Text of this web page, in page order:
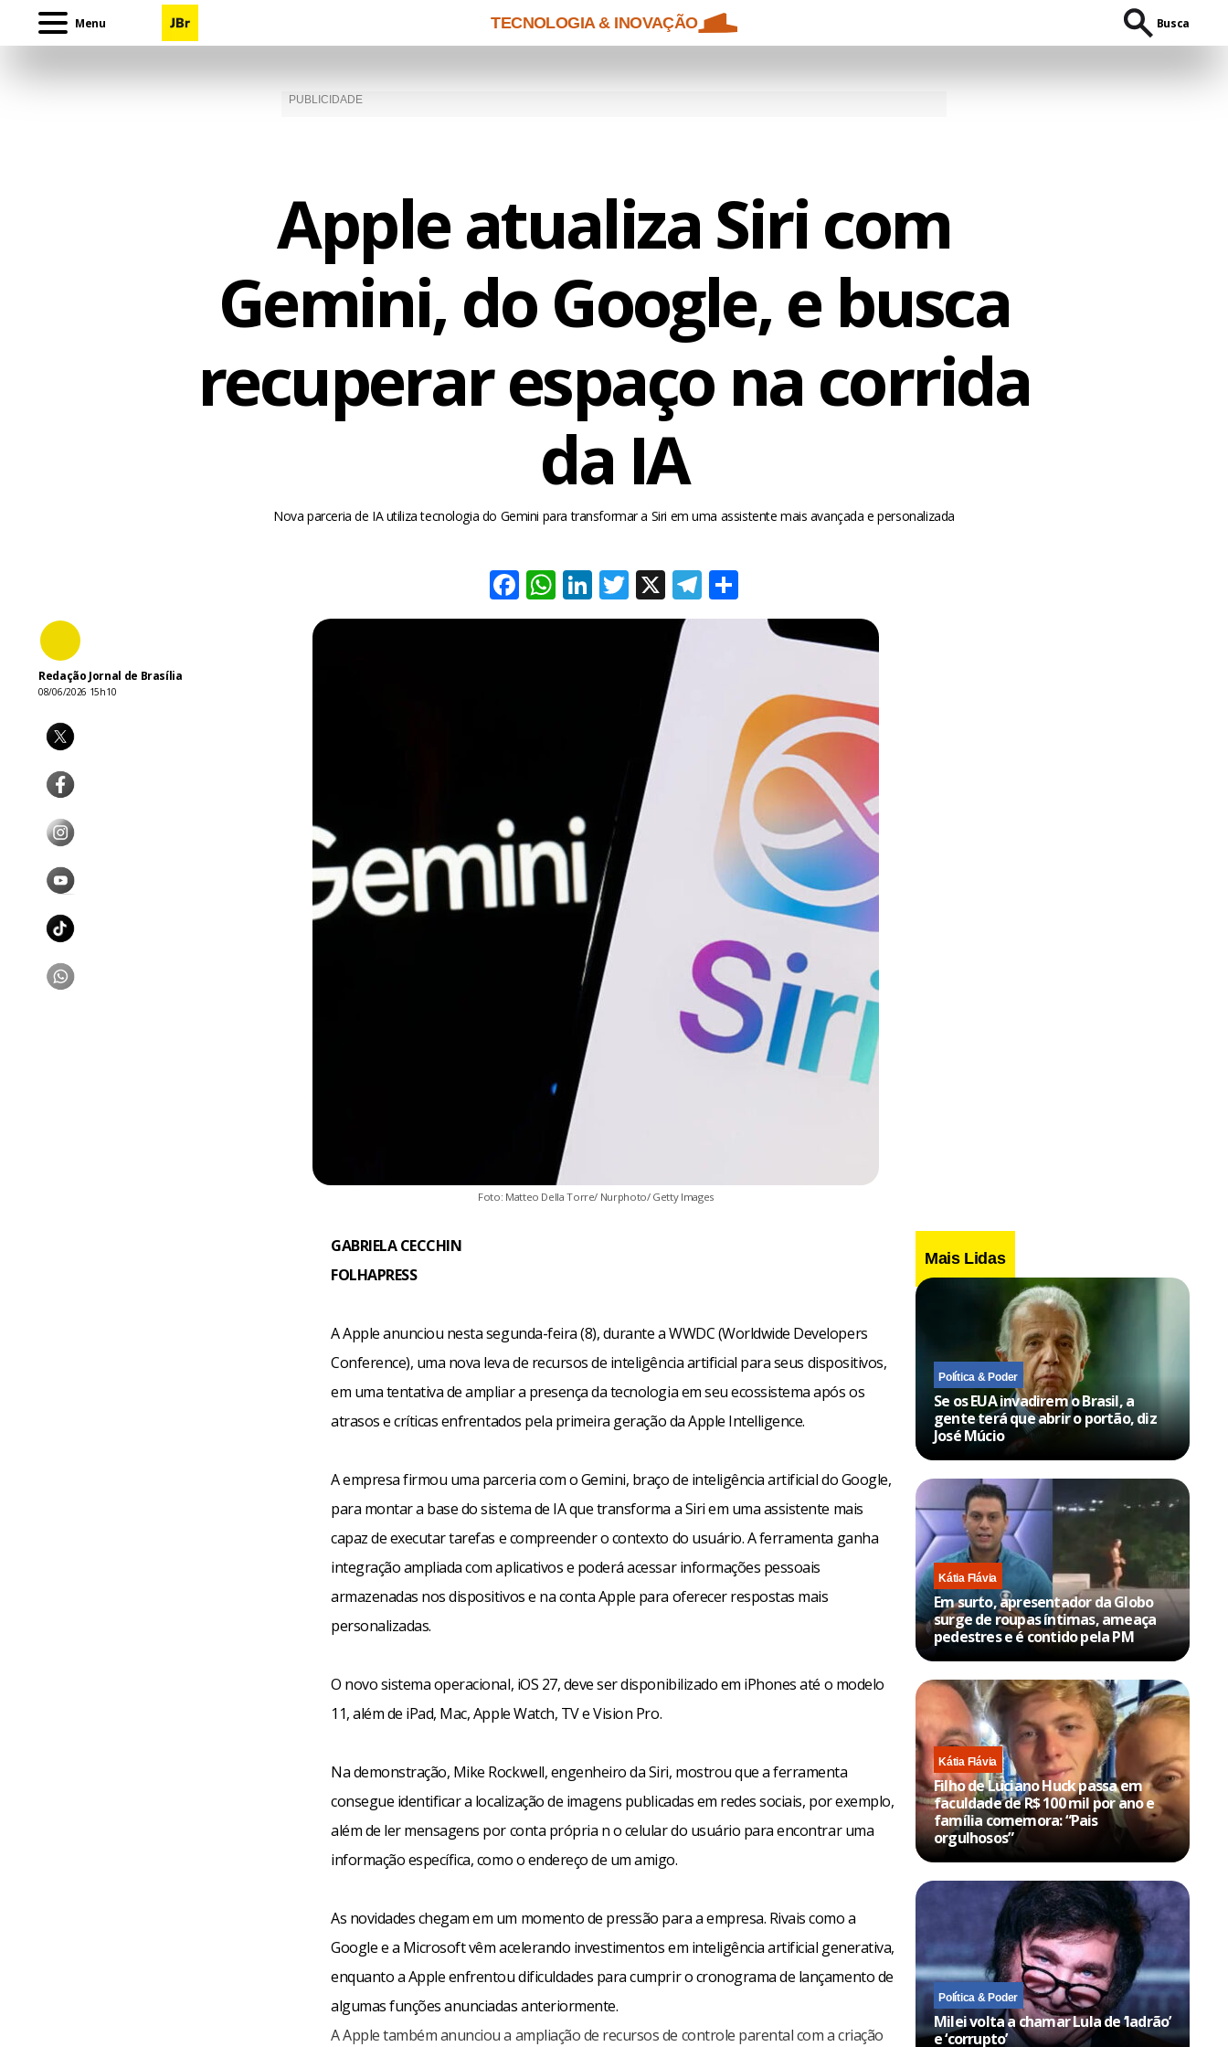
Menu TECNOLOGIA & INOVAÇÃO Busca
Apple atualiza Siri com
Gemini, do Google, e busca
recuperar espaço na corrida
da IA
Nova parceria de IA utiliza tecnologia do Gemini para transformar a Siri em uma assistente mais avançada e personalizada
Facebook
WhatsApp
LinkedIn
Twitter
X Telegram
Redação Jornal de Brasília
08/06/2026 15h10
Foto: Matteo Della Torre/ Nurphoto/ Getty Images
GABRIELA CECCHIN
FOLHAPRESS
A Apple anunciou nesta segunda-feira (8), durante a WWDC (Worldwide Developers
Conference), uma nova leva de recursos de inteligência artificial para seus dispositivos,
em uma tentativa de ampliar a presença da tecnologia em seu ecossistema após os
atrasos e críticas enfrentados pela primeira geração da Apple Intelligence.
A empresa firmou uma parceria com o Gemini, braço de inteligência artificial do Google,
para montar a base do sistema de IA que transforma a Siri em uma assistente mais
capaz de executar tarefas e compreender o contexto do usuário. A ferramenta ganha
integração ampliada com aplicativos e poderá acessar informações pessoais
armazenadas nos dispositivos e na conta Apple para oferecer respostas mais
personalizadas.
O novo sistema operacional, iOS 27, deve ser disponibilizado em iPhones até o modelo
11, além de iPad, Mac, Apple Watch, TV e Vision Pro.
Na demonstração, Mike Rockwell, engenheiro da Siri, mostrou que a ferramenta
consegue identificar a localização de imagens publicadas em redes sociais, por exemplo,
além de ler mensagens por conta própria n o celular do usuário para encontrar uma
informação específica, como o endereço de um amigo.
As novidades chegam em um momento de pressão para a empresa. Rivais como a
Google e a Microsoft vêm acelerando investimentos em inteligência artificial generativa,
enquanto a Apple enfrentou dificuldades para cumprir o cronograma de lançamento de
algumas funções anunciadas anteriormente.
A Apple também anunciou a ampliação de recursos de controle parental com a criação
Mais Lidas
Política & Poder
Se os EUA invadirem o Brasil, a
gente terá que abrir o portão, diz
José Múcio
Kátia Flávia
Em surto, apresentador da Globo
surge de roupas íntimas, ameaça
pedestres e é contido pela PM
Kátia Flávia
Filho de Luciano Huck passa em
faculdade de R$ 100 mil por ano e
família comemora: “Pais
orgulhosos”
Política & Poder
Milei volta a chamar Lula de ‘ladrão’
e ‘corrupto’